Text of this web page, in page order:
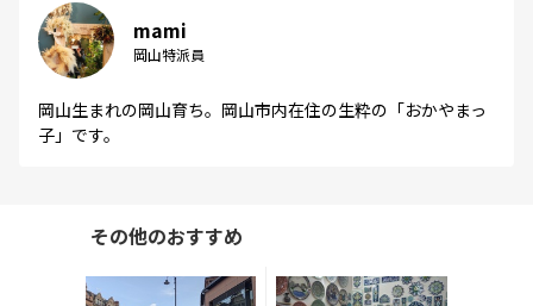
mami
岡山特派員
岡山生まれの岡山育ち。岡山市内在住の生粋の「おかやまっ
子」です。
その他のおすすめ